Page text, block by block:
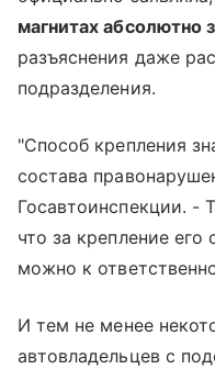
магнитах абсолютно
разъяснения даже
подразделения.
"Способ крепления
состава
Госавтоинспекции. -
что за крепление
можно к
И тем не менее
автовладельцев с